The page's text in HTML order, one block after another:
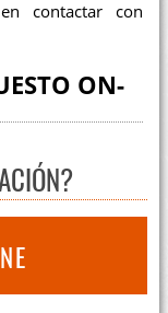
contactar con
ON-